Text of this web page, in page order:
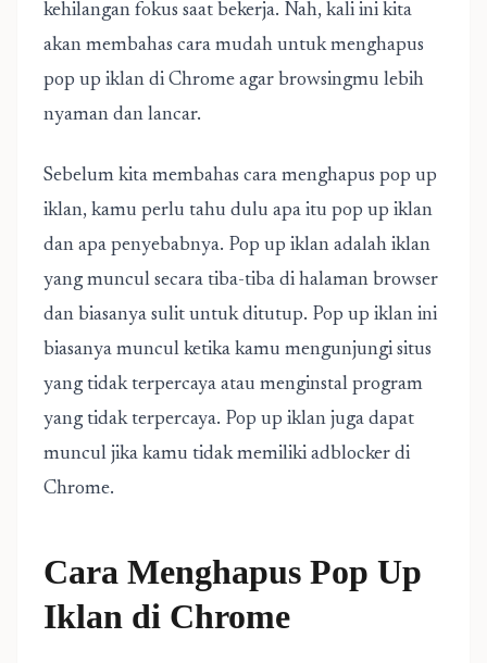
kehilangan fokus saat bekerja. Nah, kali ini kita
akan membahas cara mudah untuk menghapus
pop up iklan di Chrome agar browsingmu lebih
nyaman dan lancar.
Sebelum kita membahas cara menghapus pop up
iklan, kamu perlu tahu dulu apa itu pop up iklan
dan apa penyebabnya. Pop up iklan adalah iklan
yang muncul secara tiba-tiba di halaman browser
dan biasanya sulit untuk ditutup. Pop up iklan ini
biasanya muncul ketika kamu mengunjungi situs
yang tidak terpercaya atau menginstal program
yang tidak terpercaya. Pop up iklan juga dapat
muncul jika kamu tidak memiliki adblocker di
Chrome.
Cara Menghapus Pop Up
Iklan di Chrome